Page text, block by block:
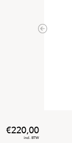
Previous
220,00